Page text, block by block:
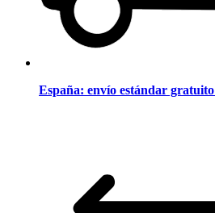
España: envío estándar gratuito